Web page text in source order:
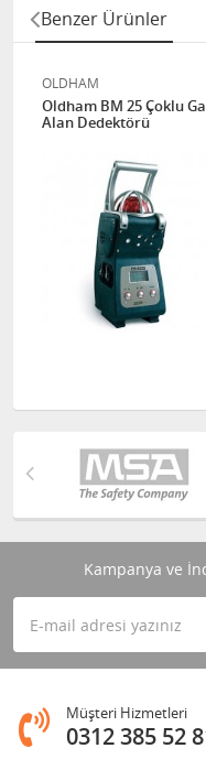
Benzer Ürünler
OLDHAM
Oldham BM 25 Çoklu
Alan Dedektörü
Kampanya ve
Müşteri Hizmetleri
0312 385 52